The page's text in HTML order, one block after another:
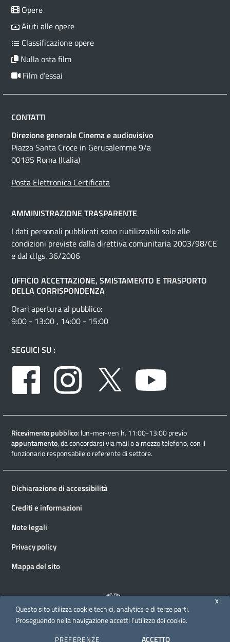
Opere
Aiuti alle opere
Classificazione opere
Nulla osta film
Film d’essai
CONTATTI
Direzione generale Cinema e audiovisivo
Piazza Santa Croce in Gerusalemme 9/a
00185 Roma (Italia)
Posta Elettronica Certificata
AMMINISTRAZIONE TRASPARENTE
I dati personali pubblicati sono riutilizzabili solo alle
condizioni previste dalla direttiva comunitaria 2003/98/CE
e dal d.lgs. 36/2006
UFFICIO ACCETTAZIONE, SMISTAMENTO E TRASPORTO
DELLA CORRISPONDENZA
Orari apertura al pubblico:
9:00 - 13:00 , 14:00 - 15:00
SEGUICI SU :
Facebook
Instagram Twitter
Ricevimento pubblico: lun-mer-ven h. 11:00-13:00 previo
appuntamento, da concordarsi via mail o a mezzo telefono, con il
funzionario responsabile o referente di settore.
© 2026 Direzione generale Cinema e audiovisivo
Dichiarazione di accessibilità
Crediti e informazioni
Note legali
Privacy policy
Mappa del sito
X
Questo sito utilizza cookie tecnici, analytics e di terze parti.
Proseguendo nella navigazione accetti l’utilizzo dei cookie.
PREFERENZE ACCETTO